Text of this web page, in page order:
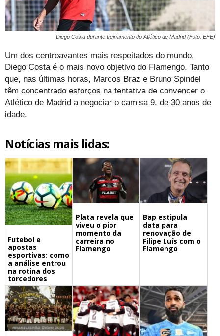
Diego Costa durante treinamento do Atlético de Madrid (Foto: EFE)
Um dos centroavantes mais respeitados do mundo,
Diego Costa é o mais novo objetivo do Flamengo. Tanto
que, nas últimas horas, Marcos Braz e Bruno Spindel
têm concentrado esforços na tentativa de convencer o
Atlético de Madrid a negociar o camisa 9, de 30 anos de
idade.
Notícias mais lidas:
Futebol e
apostas
esportivas: como
a análise entrou
na rotina dos
torcedores
Plata revela que
viveu o pior
momento da
carreira no
Flamengo
Bap estipula
data para
renovação de
Filipe Luís com o
Flamengo